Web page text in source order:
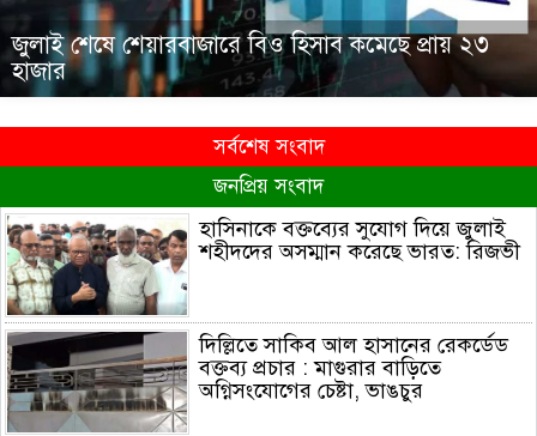
জুলাই শেষে শেয়ারবাজারে বিও হিসাব কমেছে প্রায় ২৩
হাজার
সর্বশেষ সংবাদ
জনপ্রিয় সংবাদ
হাসিনাকে বক্তব্যের সুযোগ দিয়ে জুলাই
শহীদদের অসম্মান করেছে ভারত: রিজভী
দিল্লিতে সাকিব আল হাসানের রেকর্ডেড
বক্তব্য প্রচার : মাগুরার বাড়িতে
অগ্নিসংযোগের চেষ্টা, ভাঙচুর